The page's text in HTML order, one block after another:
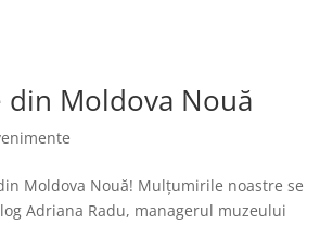
Moldova Nouă
Moldova Nouă! Mulțumirile noastre se
Adriana Radu, managerul muzeului